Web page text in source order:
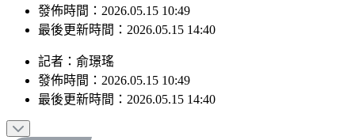
發佈時間：2026.05.15 10:49
最後更新時間：2026.05.15 14:40
記者 ： 俞璟瑤
發佈時間： 2026.05.15 10:49
最後更新時間： 2026.05.15 14:40